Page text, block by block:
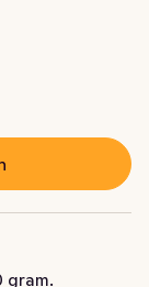
gram.